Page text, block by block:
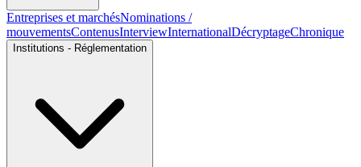
Entreprises et marchésNominations /
mouvementsContenusInterviewInternationalDécryptageChronique
Institutions - Réglementation